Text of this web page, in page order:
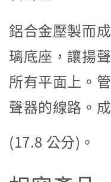
鋁合金壓製而
璃底座，讓揚
所有平面上。
聲器的線路。
(17.8 公分)。